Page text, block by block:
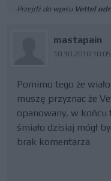
Przejdź do wpisu Vettel
mastapain
10.10.2010 10:05
Pomimo tego że
muszę przyznac że
opanowany, w końcu
śmiało dzisiaj mógł
brak komentarza